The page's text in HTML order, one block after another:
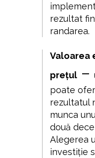
rezultat
randarea.
Valoarea
prețul–
poate
rezultatul
munca
două
Alegerea
investiție